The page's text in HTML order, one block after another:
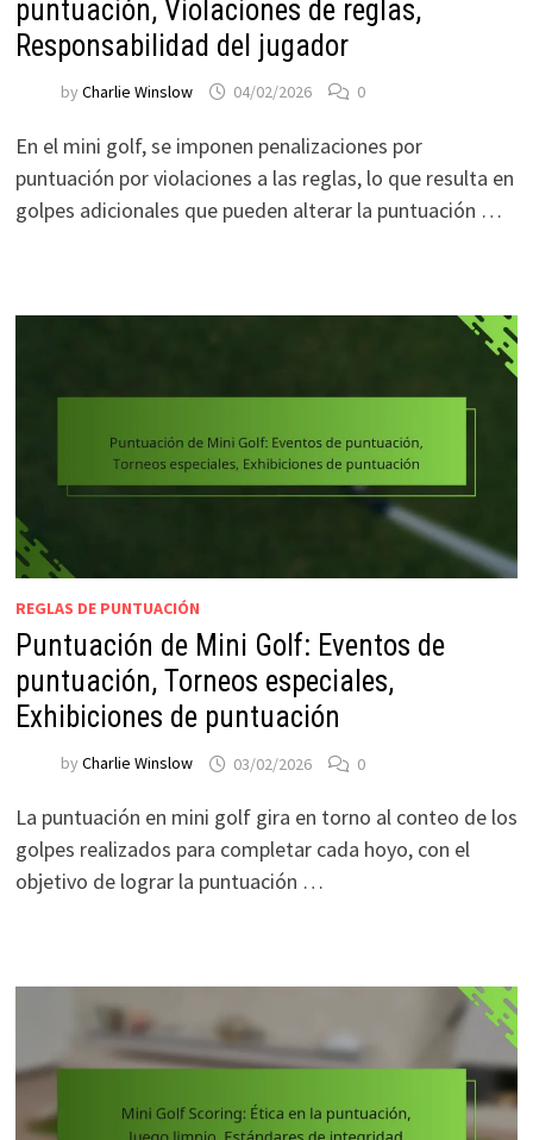
puntuación, Violaciones de reglas,
Responsabilidad del jugador
by Charlie Winslow 04/02/2026 0
En el mini golf, se imponen penalizaciones por
puntuación por violaciones a las reglas, lo que resulta en
golpes adicionales que pueden alterar la puntuación …
REGLAS DE PUNTUACIÓN
Puntuación de Mini Golf: Eventos de
puntuación, Torneos especiales,
Exhibiciones de puntuación
by Charlie Winslow 03/02/2026 0
La puntuación en mini golf gira en torno al conteo de los
golpes realizados para completar cada hoyo, con el
objetivo de lograr la puntuación …